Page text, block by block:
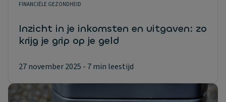
FINANCIËLE GEZONDHEID
Inzicht in je inkomsten en uitgaven: zo
krijg je grip op je geld
27 november 2025 - 7 min leestijd